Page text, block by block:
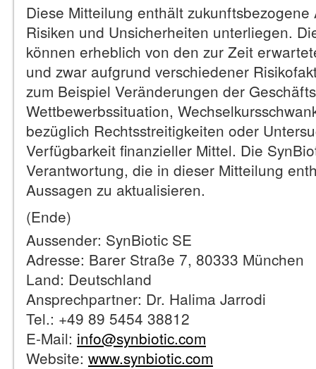
Diese Mitteilung enthält
Risiken und Unsicherheiten unterliegen.
können erheblich von den zur Zeit
und zwar aufgrund verschiedener
zum Beispiel Veränderungen der
Wettbewerbssituation,
bezüglich Rechtsstreitigkeiten oder
Verfügbarkeit finanzieller Mittel. Die
Verantwortung, die in dieser Mitteilung
Aussagen zu aktualisieren.
(Ende)
Aussender: SynBiotic SE
Adresse: Barer Straße 7, 80333 München
Land: Deutschland
Ansprechpartner: Dr. Halima Jarrodi
Tel.: +49 89 5454 38812
E-Mail: info@synbiotic.com
Website: www.synbiotic.com